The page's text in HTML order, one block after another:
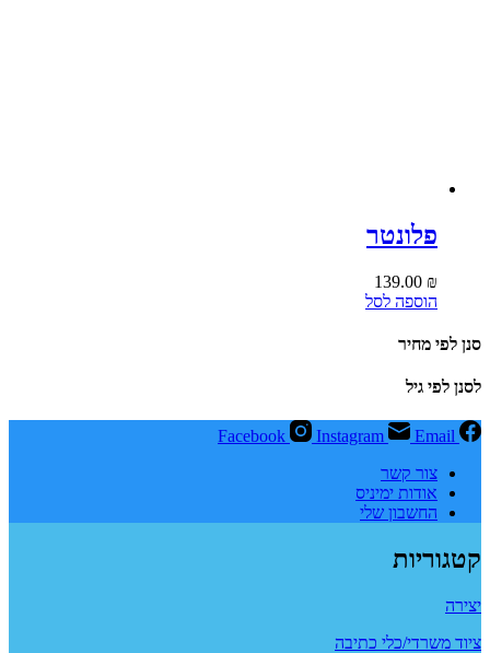
פלונטר
139.00 ₪
הוספה לסל
סנן לפי מחיר
לסנן לפי גיל
Facebook Instagram
Email
צור קשר
אודות ימיניס
החשבון שלי
קטגוריות
יצירה
ציוד משרדי/כלי כתיבה